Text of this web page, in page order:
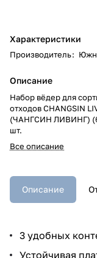
Характеристики
Производитель:
Описание
Набор вёдер для
отходов CHANGSIN
(ЧАНГСИН ЛИВИНГ)
шт.
Все описание
Описание
3 удобных
Устойчивая